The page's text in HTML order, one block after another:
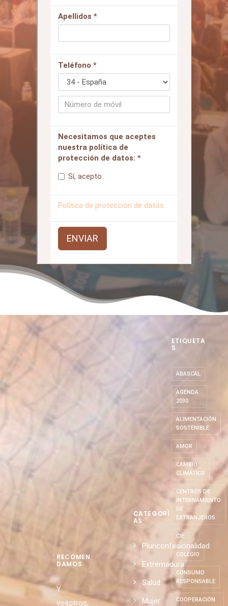
RECOMEN
DAMOS
CATEGORÍ
Pluriconfesionalidad
Extremadura
ETIQUETA
S
ABASCAL
AGENDA
2030
ALIMENTACIÓN
SOSTENIBLE
AMOR
CAMBIO
CLIMÁTICO
CENTROS DE
INTERNAMIENTO
DE
EXTRANJEROS
CIE
COLEGIO